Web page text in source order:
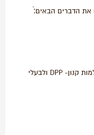
את הדברים הבאים:ֿ
תוכנה לפתיחת קבצי raw – (לבעלי מצלמות קנון- DPP ולבעלי